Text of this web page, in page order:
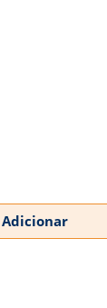
Adicionar